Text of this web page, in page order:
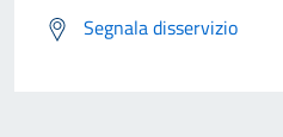
Segnala disservizio